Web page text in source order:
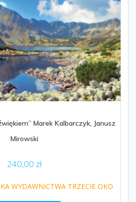
Marek Kalbarczyk, Janusz
Mirowski
240,00 zł
WYDAWNICTWA TRZECIE OKO